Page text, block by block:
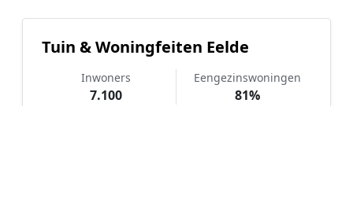
Tuin & Woningfeiten Eelde
Inwoners
7.100
Eengezinswoningen
81%